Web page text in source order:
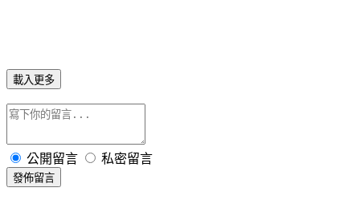
載入更多
公開留言 私密留言
發佈留言